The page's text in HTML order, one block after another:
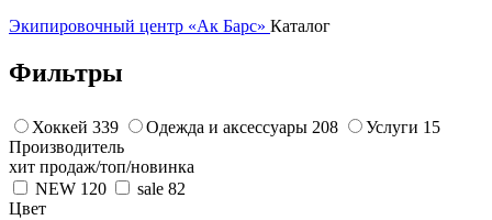
Экипировочный центр «Ак Барс» Каталог
Фильтры
Хоккей 339 Одежда и аксессуары 208 Услуги 15
Производитель
хит продаж/топ/новинка
NEW 120 sale 82
Цвет